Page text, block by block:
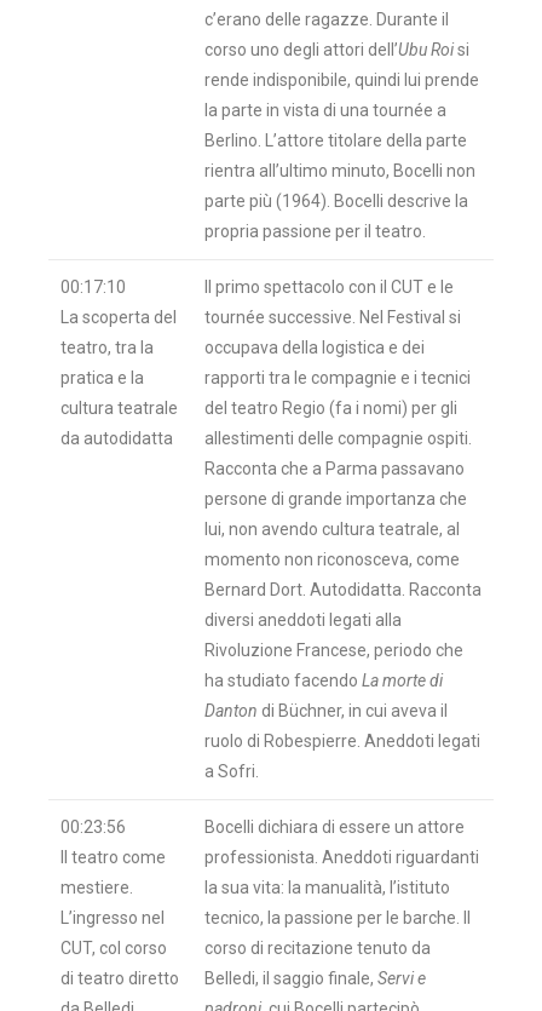
c’erano delle ragazze. Durante il
corso uno degli attori dell’Ubu Roisi
rende indisponibile, quindi lui prende
la parte in vista di una tournée a
Berlino. L’attore titolare della parte
rientra all’ultimo minuto, Bocelli non
parte più (1964). Bocelli descrive la
propria passione per il teatro.
00:17:10
La scoperta del
teatro, tra la
pratica e la
cultura teatrale
da autodidatta
Il primo spettacolo con il CUT e le
tournée successive. Nel Festival si
occupava della logistica e dei
rapporti tra le compagnie e i tecnici
del teatro Regio (fa i nomi) per gli
allestimenti delle compagnie ospiti.
Racconta che a Parma passavano
persone di grande importanza che
lui, non avendo cultura teatrale, al
momento non riconosceva, come
Bernard Dort. Autodidatta. Racconta
diversi aneddoti legati alla
Rivoluzione Francese, periodo che
ha studiato facendo La morte di
Danton di Büchner, in cui aveva il
ruolo di Robespierre. Aneddoti legati
a Sofri.
00:23:56
Il teatro come
mestiere.
L’ingresso nel
CUT, col corso
di teatro diretto
Bocelli dichiara di essere un attore
professionista. Aneddoti riguardanti
la sua vita: la manualità, l’istituto
tecnico, la passione per le barche. Il
corso di recitazione tenuto da
Belledi, il saggio finale, Servi e